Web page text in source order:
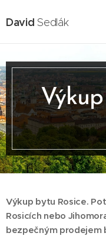
DavidSedlák
Výkup bytu Rosice.
Rosicích nebo
bezpečným prodejem